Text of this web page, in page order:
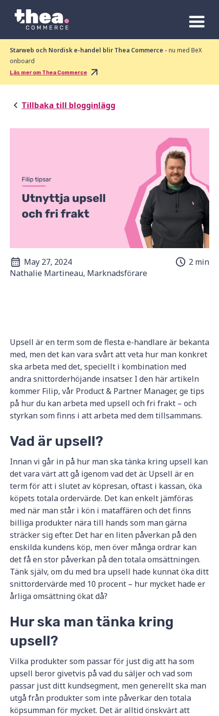
Starweb och Nordisk e-handel blir Thea Commerce - nu med BeX
onboard
Läs mer om Thea Commerce
Tillbaka till blogginlägg
May 27, 2024
2 min
Nathalie Martineau, Marknadsförare
Upsell är en term som de flesta e-handlare är bekanta
med, men det kan vara svårt att veta hur man konkret
ska arbeta med det, speciellt i kombination med
andra snittorderhöjande insatser. I den här artikeln
kommer Filip, vår Product & Partner Manager, ge tips
på hur du kan arbeta med upsell och fri frakt – och
styrkan som finns i att arbeta med dem tillsammans.
Vad är upsell?
Innan vi går in på hur man ska tänka kring upsell kan
det vara värt att gå igenom vad det är. Upsell är en
term för att i slutet av köpresan, oftast i kassan, öka
köpets totala ordervärde. Det kan enkelt jämföras
med när man står i kön i mataffären och det finns
billiga produkter nära till hands som man gärna
sträcker sig efter. Det har en liten påverkan på den
enskilda kundens köp, men över många ordrar kan
det få en stor påverkan på den totala omsättningen.
Tänk själv, om du med bra upsell hade kunnat öka ditt
snittordervärde med 10 procent – hur mycket hade er
årliga omsättning ökat då?
Hur ska man tänka kring
upsell?
Vilka produkter som passar för just dig att ha som
upsell beror givetvis på vad du säljer och vad som
passar just ditt kundsegment, men generellt ska man
utgå från produkter som inte påverkar den totala
köpsumman för mycket. Det är alltid önskvärt att